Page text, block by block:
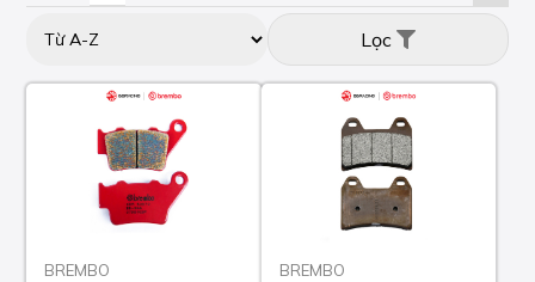
Lọc
BREMBO
BREMBO